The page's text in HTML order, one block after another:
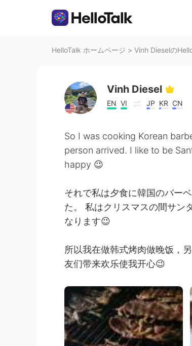
HelloTalk ホームページ > Vinh Dieselの
Vinh Diesel
EN VI JP KR CN
So I was cooking Korean
person arrived. I like to be
happy 😉
それで私は夕食に韓国のバー
た。 私はクリスマスの間サン
なります😉
所以我在做韩式烤肉做晚饭，
友们带来欢乐使我开心😉